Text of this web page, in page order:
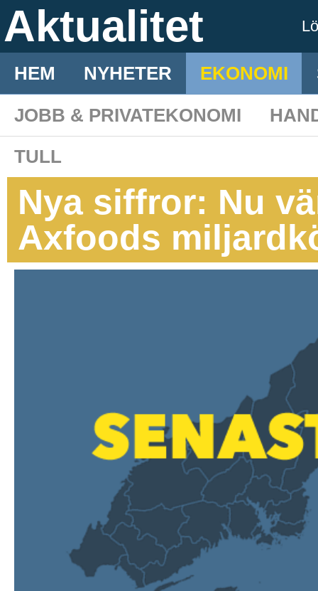
Aktualitet
HEM NYHETER EKONOMI
JOBB & PRIVATEKONOMI
TULL
Nya siffror: Nu
Axfoods